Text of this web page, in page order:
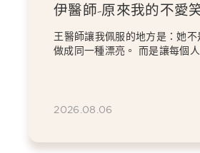
伊醫師-從門牙縫到自
白貼片打造更精緻的
王珮伊醫師在規劃貼片時，除
條件，也會從臉型比例、唇型弧
2026.06.26